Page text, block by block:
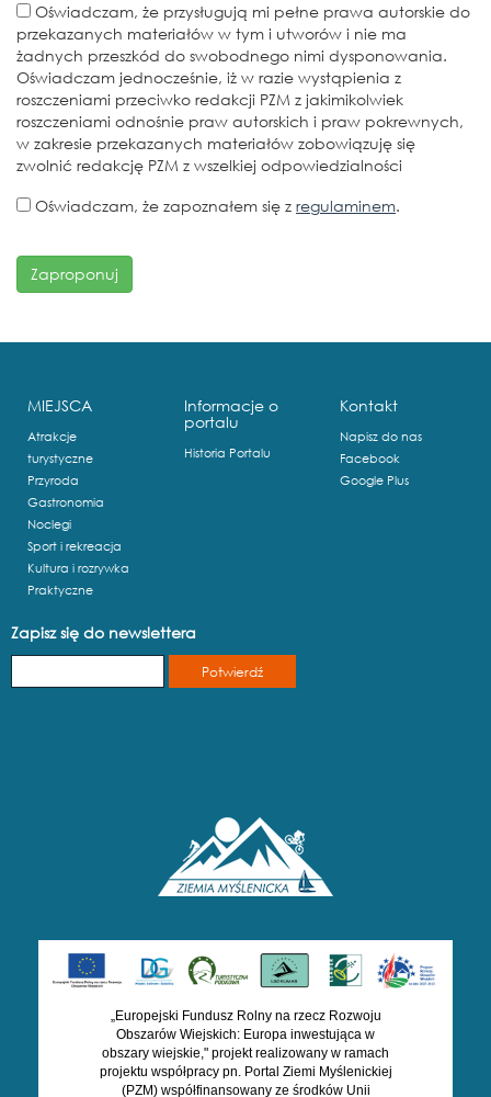
Oświadczam, że przysługują mi pełne prawa autorskie do
przekazanych materiałów w tym i utworów i nie ma
żadnych przeszkód do swobodnego nimi dysponowania.
Oświadczam jednocześnie, iż w razie wystąpienia z
roszczeniami przeciwko redakcji PZM z jakimikolwiek
roszczeniami odnośnie praw autorskich i praw pokrewnych,
w zakresie przekazanych materiałów zobowiązuję się
zwolnić redakcję PZM z wszelkiej odpowiedzialności
Oświadczam, że zapoznałem się z regulaminem.
MIEJSCA
Atrakcje
turystyczne
Przyroda
Gastronomia
Noclegi
Sport i rekreacja
Kultura i rozrywka
Praktyczne
Informacje o
portalu
Historia Portalu
Kontakt
Napisz do nas
Facebook
Google Plus
Zapisz się do newslettera
„Europejski Fundusz Rolny na rzecz Rozwoju
Obszarów Wiejskich: Europa inwestująca w
obszary wiejskie," projekt realizowany w ramach
projektu współpracy pn. Portal Ziemi Myślenickiej
(PZM) współfinansowany ze środków Unii